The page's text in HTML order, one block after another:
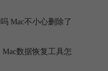
Mac不小心删除了
数据恢复工具怎